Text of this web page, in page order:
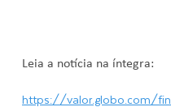
Leia a notícia na íntegra:
https://valor.globo.com/